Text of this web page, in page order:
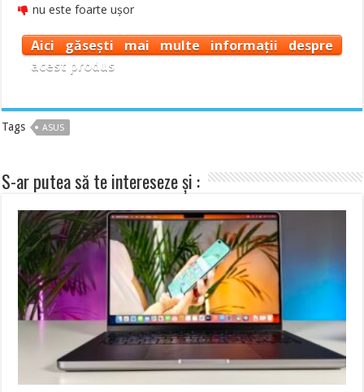
nu este foarte ușor
Aici găsești mai multe informații despre
acest produs
Tags ASUS
S-ar putea să te intereseze și :